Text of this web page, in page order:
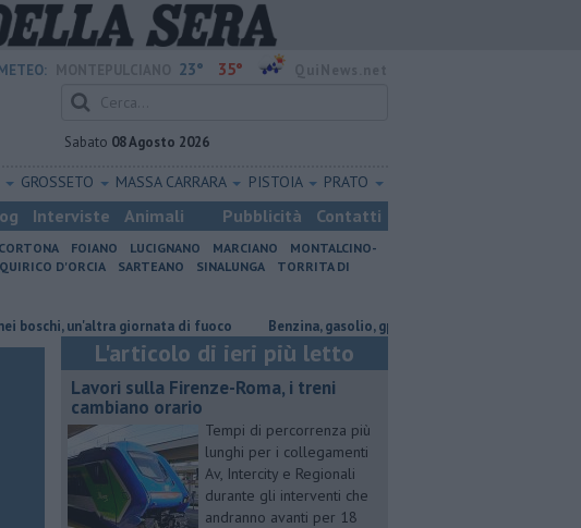
23° 35°
Sabato 08 Agosto 2026
GROSSETO MASSA CARRARA PISTOIA PRATO
Interviste Animali Pubblicità Contatti
CORTONA FOIANO LUCIGNANO MARCIANO
MONTALCINO-
D'ORCIA SARTEANO SINALUNGA
TORRITA DI
un'altra giornata di fuoco ​Benzina, gasolio, gpl, ecco dove risparmiare
L'articolo di ieri più letto
Lavori sulla Firenze-Roma, i treni
cambiano orario
Tempi di percorrenza più
lunghi per i collegamenti
Av, Intercity e Regionali
durante gli interventi che
andranno avanti per 18